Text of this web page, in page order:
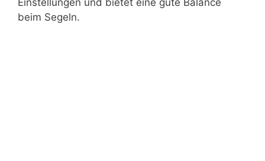
Einstellungen und bietet eine gute Balance
beim Segeln.